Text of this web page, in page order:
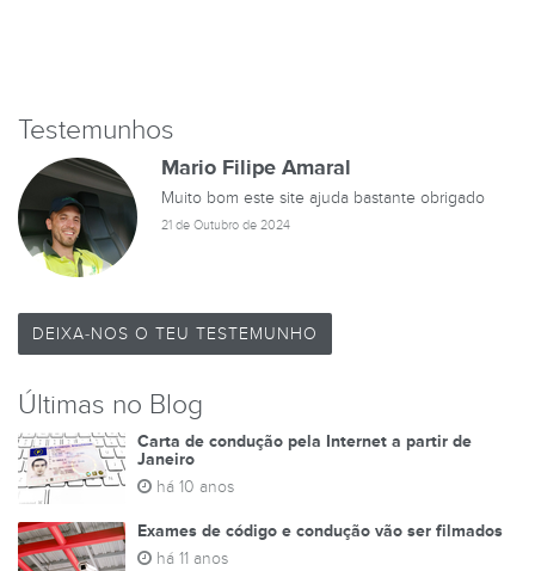
Testemunhos
Mario Filipe Amaral
Muito bom este site ajuda bastante obrigado
21 de Outubro de 2024
DEIXA-NOS O TEU TESTEMUNHO
Últimas no Blog
Carta de condução pela Internet a partir de
Janeiro
há 10 anos
Exames de código e condução vão ser filmados
há 11 anos